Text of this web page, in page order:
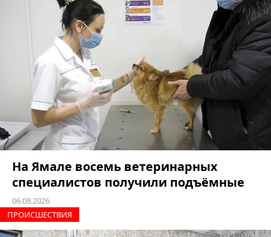
На Ямале восемь ветеринарных
специалистов получили подъёмные
06.08.2026
ПРОИCШЕСТВИЯ